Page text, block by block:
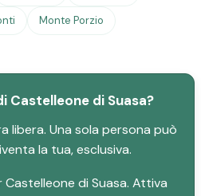
Monte Porzio
Castelleone di Suasa?
libera. Una sola persona può
la tua, esclusiva.
di Suasa. Attiva